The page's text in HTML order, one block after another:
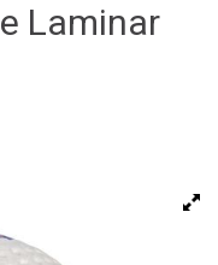
Laminar